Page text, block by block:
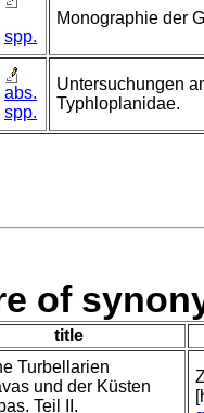
spp.
Monographie der
abs.
spp.
Untersuchungen
Typhloplanidae.
of
title
Turbellarien
und der Küsten
Teil II.